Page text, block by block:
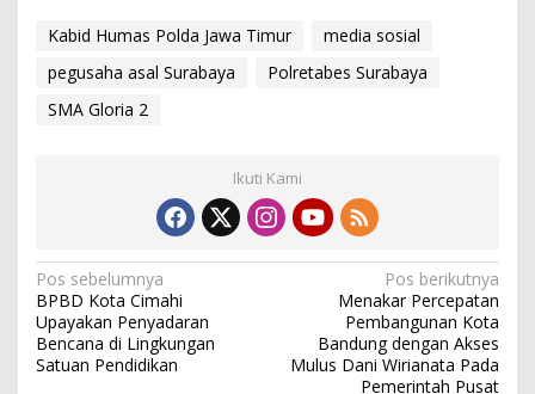
Kabid Humas Polda Jawa Timur
media sosial
pegusaha asal Surabaya
Polretabes Surabaya
SMA Gloria 2
Ikuti Kami
N
a
v
Pos sebelumnya
BPBD Kota Cimahi
Upayakan Penyadaran
Bencana di Lingkungan
Satuan Pendidikan
Pos berikutnya
Menakar Percepatan
Pembangunan Kota
Bandung dengan Akses
Mulus Dani Wirianata Pada
Pemerintah Pusat